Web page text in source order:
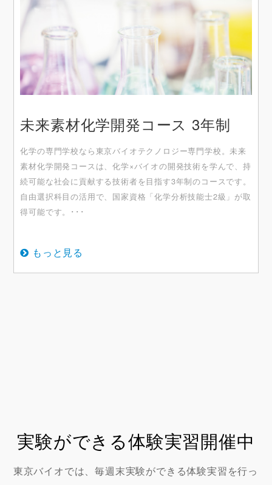
未来素材化学開発コース 3年制
化学の専門学校なら東京バイオテクノロジー専門学校。未来
素材化学開発コースは、化学×バイオの開発技術を学んで、持
続可能な社会に貢献する技術者を目指す3年制のコースです。
自由選択科目の活用で、国家資格「化学分析技能士2級」が取
得可能です。･･･
もっと見る
実験ができる体験実習開催中
東京バイオでは、毎週末実験ができる体験実習を行っ